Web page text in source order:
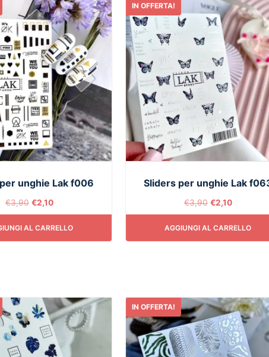
unghie Lak f006
€3,90 €2,10
AL CARRELLO
IN OFFERTA!
Sliders per unghie Lak
€3,90 €2,10
AGGIUNGI AL CARRELLO
IN OFFERTA!